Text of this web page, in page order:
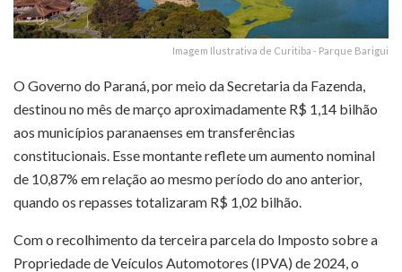
Imagem Ilustrativa de Curitiba - Parque Barigui
O Governo do Paraná, por meio da Secretaria da Fazenda,
destinou no mês de março aproximadamente R$ 1,14 bilhão
aos municípios paranaenses em transferências
constitucionais. Esse montante reflete um aumento nominal
de 10,87% em relação ao mesmo período do ano anterior,
quando os repasses totalizaram R$ 1,02 bilhão.
Com o recolhimento da terceira parcela do Imposto sobre a
Propriedade de Veículos Automotores (IPVA) de 2024, o